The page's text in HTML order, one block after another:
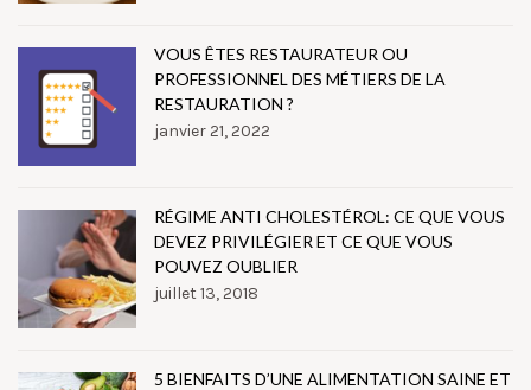
VOUS ÊTES RESTAURATEUR OU
PROFESSIONNEL DES MÉTIERS DE LA
RESTAURATION ?
janvier 21, 2022
RÉGIME ANTI CHOLESTÉROL: CE QUE VOUS
DEVEZ PRIVILÉGIER ET CE QUE VOUS
POUVEZ OUBLIER
juillet 13, 2018
5 BIENFAITS D’UNE ALIMENTATION SAINE ET